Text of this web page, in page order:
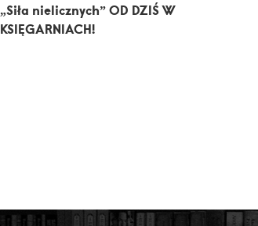
„Siła nielicznych” OD DZIŚ W
KSIĘGARNIACH!